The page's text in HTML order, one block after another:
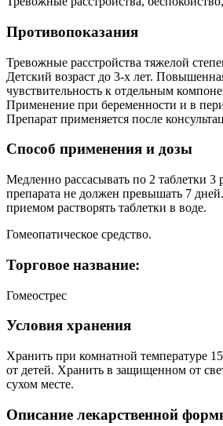
Противопоказания
Тревожные расстройства тяжелой
Детский возраст до 3-х лет.
чувствительность к отдельным
Применение при беременности и в
Препарат применяется после
Способ применения и дозы
Медленно рассасывать по 2 таблетки 3
препарата не должен превышать 7
приемом растворять таблетки в воде.
Гомеопатическое средство.
Торговое название:
Гомеострес
Условия хранения
Хранить при комнатной температуре
от детей. Хранить в защищенном от
сухом месте.
Описание лекарственной